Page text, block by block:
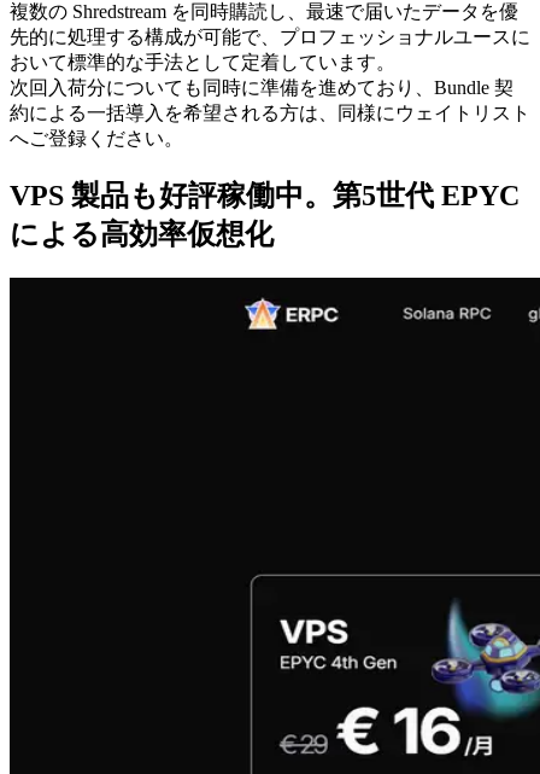
複数の Shredstream を同時購読し、最速で届いたデータを優
先的に処理する構成が可能で、プロフェッショナルユースに
おいて標準的な手法として定着しています。
次回入荷分についても同時に準備を進めており、Bundle 契
約による一括導入を希望される方は、同様にウェイトリスト
へご登録ください。
VPS 製品も好評稼働中。第5世代 EPYC
による高効率仮想化